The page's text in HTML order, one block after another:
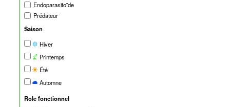
Endoparasitoïde
Prédateur
Saison
Hiver
Printemps
Été
Automne
Rôle fonctionnel